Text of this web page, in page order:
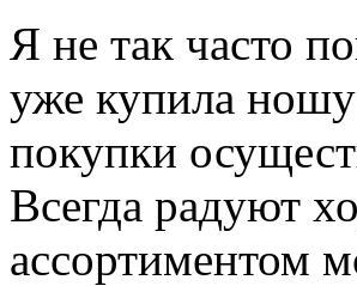
Я не так часто
уже купила
покупки
Всегда радуют
ассортиментом